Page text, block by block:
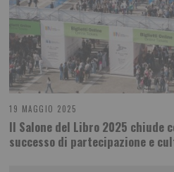
19 MAGGIO 2025
Il Salone del Libro 2025 chiude
successo di partecipazione e